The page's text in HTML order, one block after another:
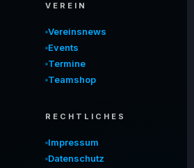
VEREIN
Vereinsnews
Events
Termine
Teamshop
RECHTLICHES
Impressum
Datenschutz